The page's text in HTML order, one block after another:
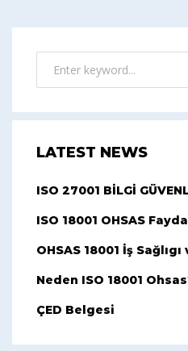
LATEST NEWS
ISO 27001 BİLGİ
ISO 18001 OHSAS
OHSAS 18001 İş
Neden ISO 18001
ÇED Belgesi